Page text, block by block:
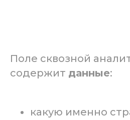
Поле сквозной
содержит данные:
какую именно